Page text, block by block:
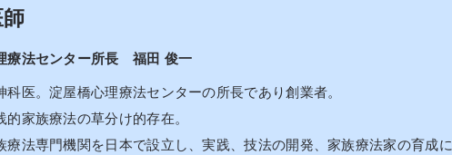
療法センター所長 福田 俊一
科医。淀屋橋心理療法センターの所長であり創業者。
的家族療法の草分け的存在。
療法専門機関を日本で設立し、実践、技法の開発、家族療法家の育成に